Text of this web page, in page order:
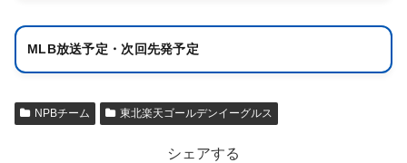
MLB放送予定・次回先発予定
NPBチーム 東北楽天ゴールデンイーグルス
シェアする